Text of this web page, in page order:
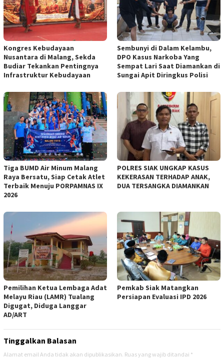
Kongres Kebudayaan
Nusantara di Malang, Sekda
Budiar Tekankan Pentingnya
Infrastruktur Kebudayaan
Sembunyi di Dalam Kelambu,
DPO Kasus Narkoba Yang
Sempat Lari Saat Diamankan di
Sungai Apit Diringkus Polisi
Tiga BUMD Air Minum Malang
Raya Bersatu, Siap Cetak Atlet
Terbaik Menuju PORPAMNAS IX
2026
POLRES SIAK UNGKAP KASUS
KEKERASAN TERHADAP ANAK,
DUA TERSANGKA DIAMANKAN
Pemilihan Ketua Lembaga Adat
Melayu Riau (LAMR) Tualang
Digugat, Diduga Langgar
AD/ART
Pemkab Siak Matangkan
Persiapan Evaluasi IPD 2026
Tinggalkan Balasan
Alamat email Anda tidak akan dipublikasikan. Ruas yang wajib ditandai *